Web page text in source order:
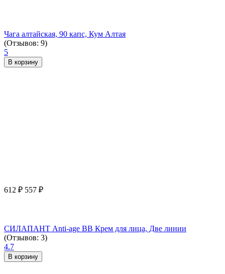
Чага алтайская, 90 капс, Кум Алтая
(Отзывов: 9)
5
В корзину
612 ₽ 557 ₽
СИЛАПАНТ Anti-age ВВ Крем для лица, Две линии
(Отзывов: 3)
4.7
В корзину